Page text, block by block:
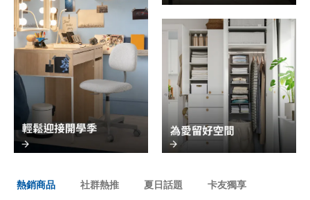
熱銷商品 社群熱推 夏日話題 卡友獨享